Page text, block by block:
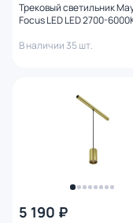
Трековый светильник
Focus LED LED 2700-
В наличии 35 шт.
5 190 ₽